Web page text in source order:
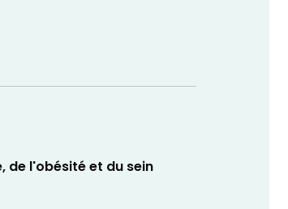
de l'obésité et du sein